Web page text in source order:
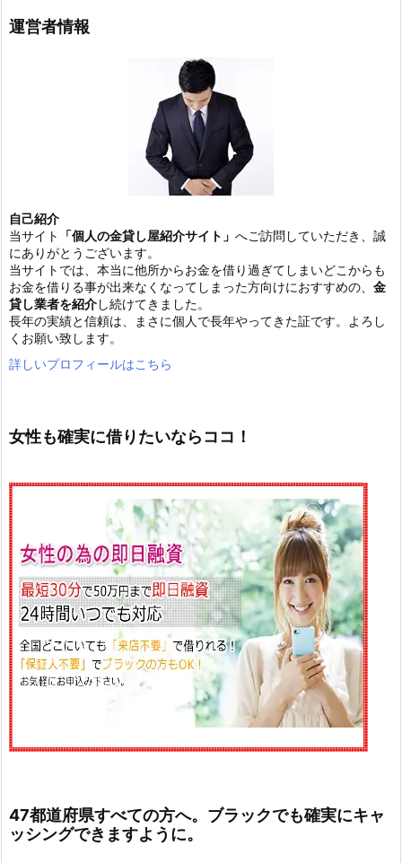
運営者情報
自己紹介
当サイト
「個人の金貸し屋紹介サイト」 へご訪問していただき、誠
にありがとうございます。
当サイトでは、本当に他所からお金を借り過ぎてしまいどこからも
お金を借りる事が出来なくなってしまった方向けにおすすめの、 金
貸し業者を紹介し続けてきました。
長年の実績と信頼は、まさに個人で長年やってきた証です。よろし
くお願い致します。
詳しいプロフィールはこちら
女性も確実に借りたいならココ！
47都道府県すべての方へ。ブラックでも確実にキャ
ッシングできますように。